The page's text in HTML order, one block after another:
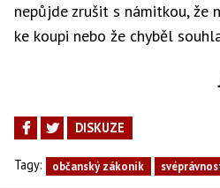
nepůjde zrušit s námitkou, že
ke koupi nebo že chyběl
DISKUZE
Tagy: občanský zákoník